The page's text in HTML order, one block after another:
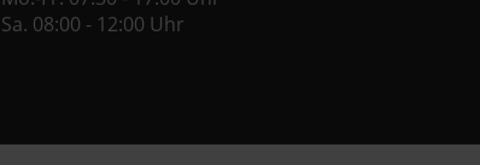
Sa. 08:00 - 12:00 Uhr